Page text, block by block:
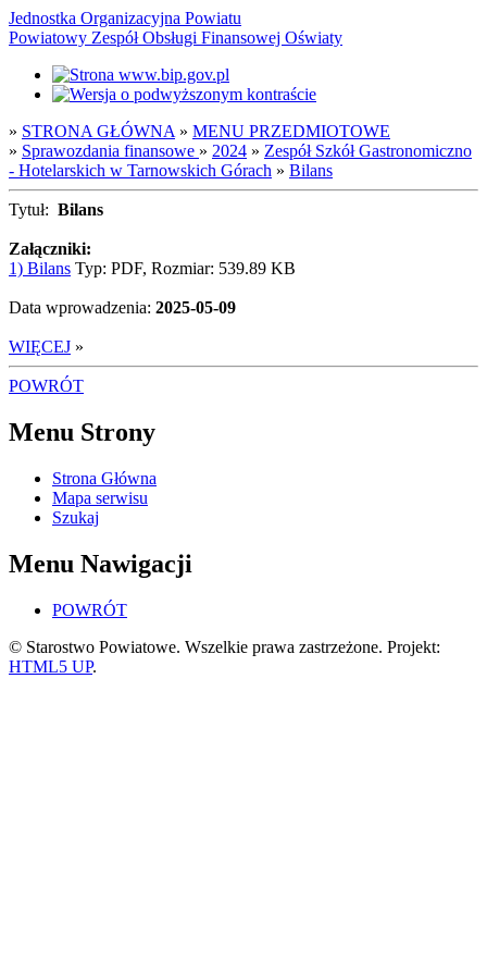
Jednostka Organizacyjna Powiatu
Powiatowy Zespół Obsługi Finansowej Oświaty
» STRONA GŁÓWNA » MENU PRZEDMIOTOWE
» Sprawozdania finansowe » 2024 » Zespół Szkół Gastronomiczno
- Hotelarskich w Tarnowskich Górach » Bilans
Tytuł: Bilans
Załączniki:
1) Bilans Typ: PDF, Rozmiar: 539.89 KB
Data wprowadzenia: 2025-05-09
WIĘCEJ »
POWRÓT
Menu Strony
Strona Główna
Mapa serwisu
Szukaj
Menu Nawigacji
POWRÓT
© Starostwo Powiatowe. Wszelkie prawa zastrzeżone. Projekt:
HTML5 UP.